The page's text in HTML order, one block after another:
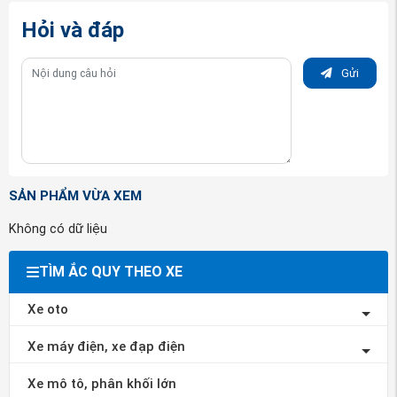
Tuổi thọ dài và sử dụng hiệu quả bền bỉ hơn.
Một số lưu ý khi sử dụng
Tianneng
năng tự phóng điện.
Năngở đâu?
Hỏi và đáp
Gửi
SẢN PHẨM VỪA XEM
Không có dữ liệu
TÌM ẮC QUY THEO XE
Xe oto
Xe máy điện, xe đạp điện
Xe mô tô, phân khối lớn